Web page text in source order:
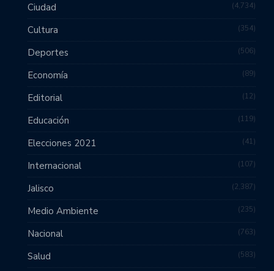
Ciudad 4,734
Cultura 354
Deportes 506
Economía 89
Editorial 12
Educación 119
Elecciones 2021 41
Internacional 107
Jalisco 2,387
Medio Ambiente 235
Nacional 763
Salud 583